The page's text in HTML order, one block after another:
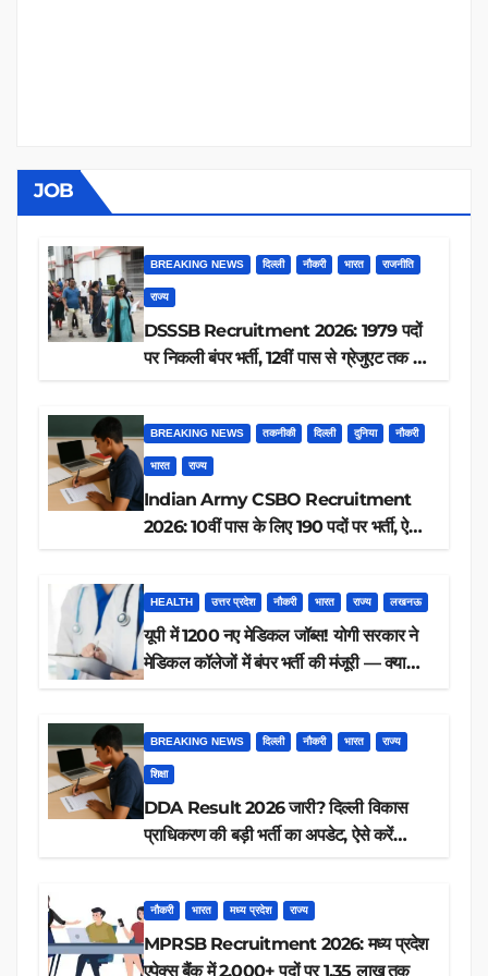
JOB
BREAKING NEWS दिल्ली नौकरी भारत राजनीति
राज्य
DSSSB Recruitment 2026: 1979 पदों
पर निकली बंपर भर्ती, 12वीं पास से ग्रेजुएट तक करें
BREAKING NEWS तकनीकी दिल्ली दुनिया नौकरी
भारत राज्य
Indian Army CSBO Recruitment
2026: 10वीं पास के लिए 190 पदों पर भर्ती, ऐसे
HEALTH उत्तर प्रदेश नौकरी भारत राज्य लखनऊ
यूपी में 1200 नए मेडिकल जॉब्स! योगी सरकार ने
मेडिकल कॉलेजों में बंपर भर्ती की मंजूरी — क्या
BREAKING NEWS दिल्ली नौकरी भारत राज्य
शिक्षा
DDA Result 2026 जारी? दिल्ली विकास
प्राधिकरण की बड़ी भर्ती का अपडेट, ऐसे करें
नौकरी भारत मध्य प्रदेश राज्य
MPRSB Recruitment 2026: मध्य प्रदेश
एपेक्स बैंक में 2,000+ पदों पर 1.35 लाख तक